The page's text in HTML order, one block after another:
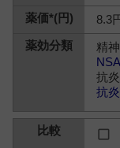
8.3
精
抗
抗